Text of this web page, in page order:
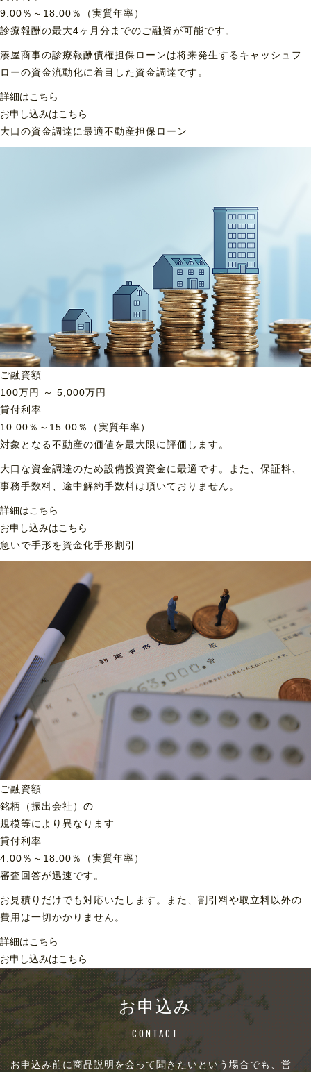
9.00％～18.00％（実質年率）
診療報酬の最大4ヶ月分までのご融資が可能です。
湊屋商事の診療報酬債権担保ローンは将来発生するキャッシュフ
ローの資金流動化に着目した資金調達です。
詳細はこちら
お申し込みはこちら
大口の資金調達に最適不動産担保ローン
ご融資額
100万円 ～ 5,000万円
貸付利率
10.00％～15.00％（実質年率）
対象となる不動産の価値を最大限に評価します。
大口な資金調達のため設備投資資金に最適です。また、保証料、
事務手数料、途中解約手数料は頂いておりません。
詳細はこちら
お申し込みはこちら
急いで手形を資金化手形割引
ご融資額
銘柄（振出会社）の
規模等により異なります
貸付利率
4.00％～18.00％（実質年率）
審査回答が迅速です。
お見積りだけでも対応いたします。また、割引料や取立料以外の
費用は一切かかりません。
詳細はこちら
お申し込みはこちら
お申込み
CONTACT
お申込み前に商品説明を会って聞きたいという場合でも、営